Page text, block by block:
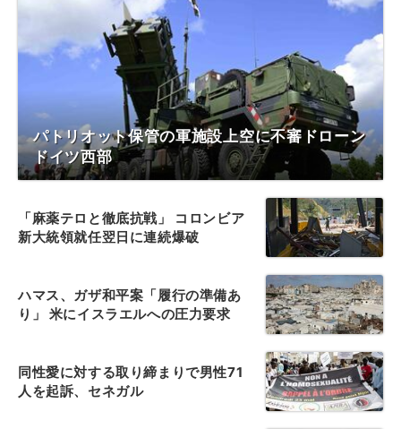
パトリオット保管の軍施設上空に不審ドローン
ドイツ西部
「麻薬テロと徹底抗戦」 コロンビア
新大統領就任翌日に連続爆破
ハマス、ガザ和平案「履行の準備あ
り」 米にイスラエルへの圧力要求
同性愛に対する取り締まりで男性71
人を起訴、セネガル